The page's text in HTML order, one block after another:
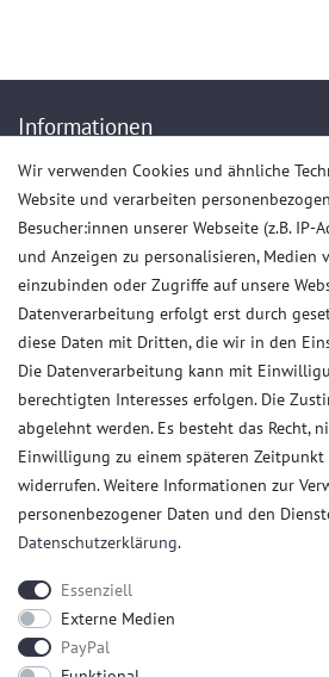
Informationen
Impressum
AGB
Daten­schutz­erklärung
Widerrufs­recht
Kaufvertrag widerrufen
Kunden Service
Anmelden
Registrieren
Zahlungsarten
Versandkosten
Wir verwenden Cookies und ähnliche
Website und verarbeiten
Besucher:innen unserer Webseite (z.B. IP-
und Anzeigen zu personalisieren, Medien
einzubinden oder Zugriffe auf unsere
Datenverarbeitung erfolgt erst durch
diese Daten mit Dritten, die wir in den
Die Datenverarbeitung kann mit
berechtigten Interesses erfolgen. Die
abgelehnt werden. Es besteht das Recht,
Einwilligung zu einem späteren Zeitpunkt
widerrufen. Weitere Informationen zur
personenbezogener Daten und den
Daten­schutz­erklärung.
Essenziell
Externe Medien
PayPal